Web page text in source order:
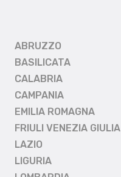
ABRUZZO
BASILICATA
CALABRIA
CAMPANIA
EMILIA ROMAGNA
FRIULI VENEZIA GIULIA
LAZIO
LIGURIA